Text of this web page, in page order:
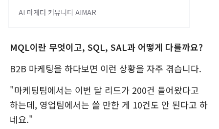
AI 마케터 커뮤니티 AIMAR
MQL이란 무엇이고, SQL, SAL과 어떻게 다를까요?
B2B 마케팅을 하다보면 이런 상황을 자주 겪습니다.
"마케팅팀에서는 이번 달 리드가 200건 들어왔다고
하는데, 영업팀에서는 쓸 만한 게 10건도 안 된다고 하
네요."